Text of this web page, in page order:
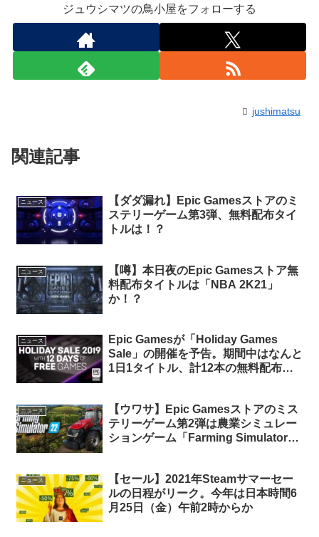
ジュウシマツの鳥小屋をフォローする
jushimatsu
関連記事
ニュース
【ダダ漏れ】Epic Gamesストアのミ
ステリーゲーム第3弾、無料配布タイ
トルは！？
ニュース
【噂】本日夜のEpic Gamesストア無
料配布タイトルは「NBA 2K21」
か！？
ニュース
Epic Gamesが「Holiday Games
Sale」の開催を予告。期間中はなんと
1日1タイトル、計12本の無料配布を
ニュース
【ウワサ】Epic Gamesストアのミス
テリーゲーム第2弾は農業シミュレー
ションゲーム「Farming Simulator
ニュース
【セール】2021年Steamサマーセー
ルの日程がリーク。今年は日本時間6
月25日（金）午前2時からか